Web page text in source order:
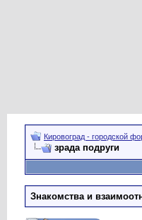
Кировоград - городской
зрада подруги
Знакомства и